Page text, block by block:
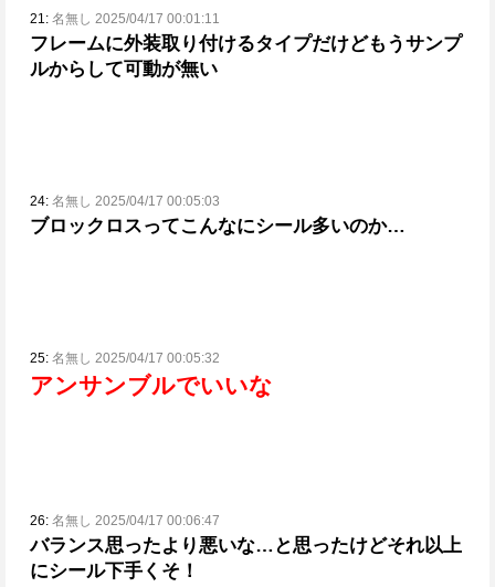
21: 名無し 2025/04/17 00:01:11
フレームに外装取り付けるタイプだけどもうサンプ
ルからして可動が無い
24: 名無し 2025/04/17 00:05:03
ブロックロスってこんなにシール多いのか…
25: 名無し 2025/04/17 00:05:32
アンサンブルでいいな
26: 名無し 2025/04/17 00:06:47
バランス思ったより悪いな…と思ったけどそれ以上
にシール下手くそ！